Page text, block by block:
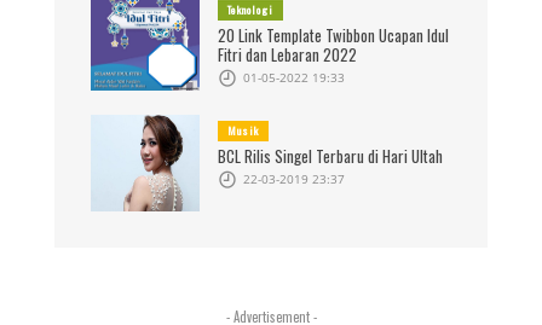
Teknologi
20 Link Template Twibbon Ucapan Idul
Fitri dan Lebaran 2022
01-05-2022 19:33
Musik
BCL Rilis Singel Terbaru di Hari Ultah
22-03-2019 23:37
- Advertisement -